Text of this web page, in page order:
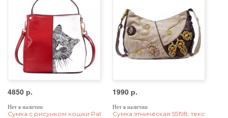
4850 р.
Нет в наличии
Сумка с рисунком кошки Patterns Cat 55307, натур. кожа, красная
1990 р.
Нет в наличии
Сумка этническая 55198, текстиль